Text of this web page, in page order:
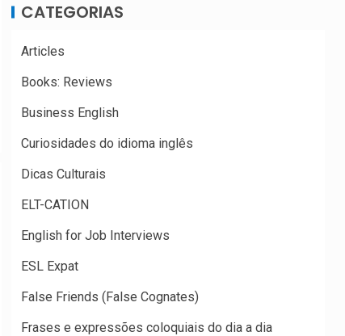
CATEGORIAS
Articles
Books: Reviews
Business English
Curiosidades do idioma inglês
Dicas Culturais
ELT-CATION
English for Job Interviews
ESL Expat
False Friends (False Cognates)
Frases e expressões coloquiais do dia a dia